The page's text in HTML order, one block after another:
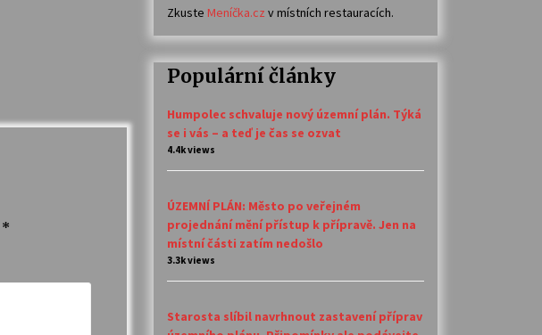
*
Zkuste Meníčka.cz v místních restauracích.
Populární články
Humpolec schvaluje nový územní plán. Týká
se i vás – a teď je čas se ozvat
4.4k views
ÚZEMNÍ PLÁN: Město po veřejném
projednání mění přístup k přípravě. Jen na
místní části zatím nedošlo
3.3k views
Starosta slíbil navrhnout zastavení příprav